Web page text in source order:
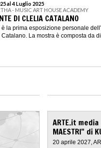
al 4 Luglio 2025
- MUSIC ART HOUSE ACADEMY
DI CLELIA CATALANO
è la prima esposizione personale
La mostra è composta da
ARTE.it
MAESTRI" di
20 aprile 2027,